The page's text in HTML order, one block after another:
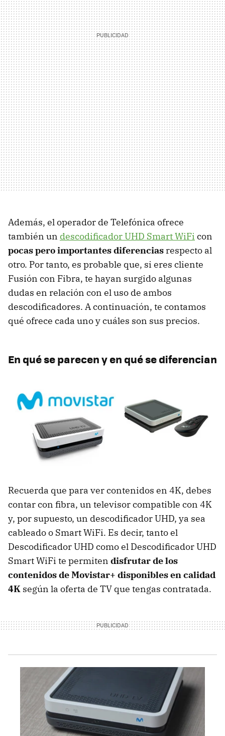
Además, el operador de Telefónica ofrece
también un descodificador UHD Smart WiFi con
pocas pero importantes diferencias respecto al
otro. Por tanto, es probable que, si eres cliente
Fusión con Fibra, te hayan surgido algunas
dudas en relación con el uso de ambos
descodificadores. A continuación, te contamos
qué ofrece cada uno y cuáles son sus precios.
En qué se parecen y en qué se diferencian
Recuerda que para ver contenidos en 4K, debes
contar con fibra, un televisor compatible con 4K
y, por supuesto, un descodificador UHD, ya sea
cableado o Smart WiFi. Es decir, tanto el
Descodificador UHD como el Descodificador UHD
Smart WiFi te permiten disfrutar de los
contenidos de Movistar+ disponibles en calidad
4K según la oferta de TV que tengas contratada.